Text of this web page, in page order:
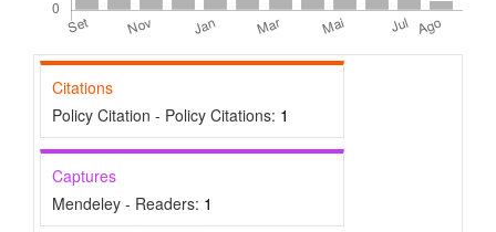
Citations
Policy Citation - Policy Citations: 1
Captures
Mendeley - Readers: 1